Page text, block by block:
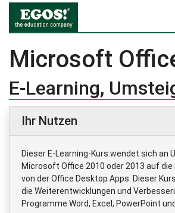
Microsoft
E-Learning,
Ihr Nutzen
Dieser E-Learning-Kurs wendet sich an
Microsoft Office 2010 oder 2013 auf
von der Office Desktop Apps. Dieser
die Weiterentwicklungen und
Programme Word, Excel, PowerPoint